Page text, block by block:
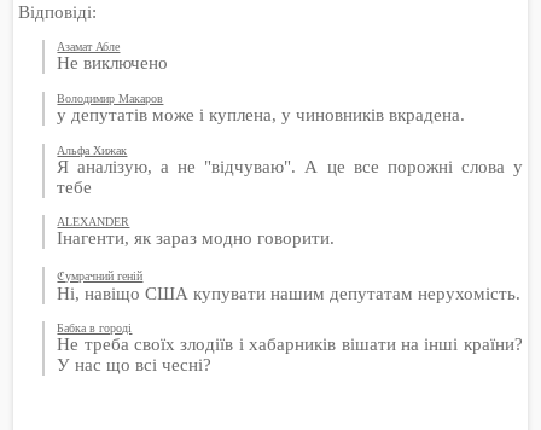
Відповіді:
Азамат Абле
Не виключено
Володимир Макаров
у депутатів може і куплена, у чиновників вкрадена.
Альфа Хижак
Я аналізую, а не "відчуваю". А це все порожні слова у
тебе
ALEXANDER
Інагенти, як зараз модно говорити.
ℭумрачний геній
Ні, навіщо США купувати нашим депутатам нерухомість.
Бабка в городі
Не треба своїх злодіїв і хабарників вішати на інші країни?
У нас що всі чесні?